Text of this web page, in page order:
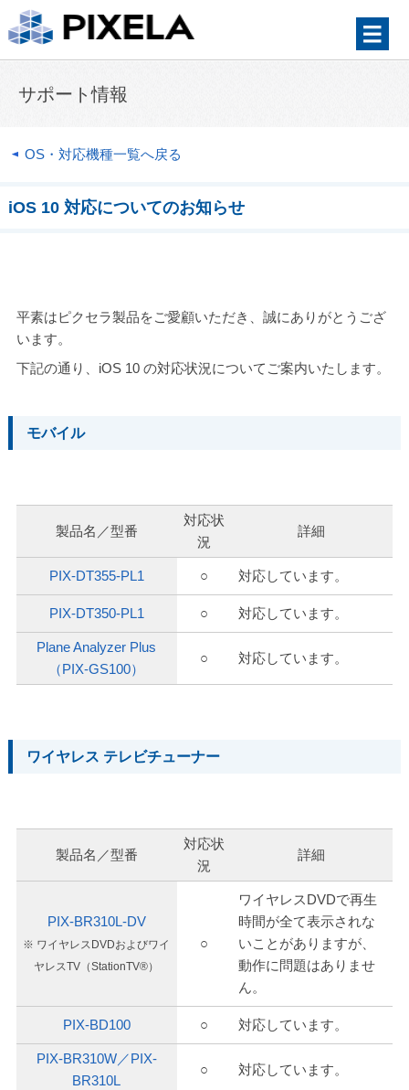
サポート情報
OS・対応機種一覧へ戻る
iOS 10 対応についてのお知らせ
平素はピクセラ製品をご愛顧いただき、誠にありがとうござ
います。
下記の通り、iOS 10 の対応状況についてご案内いたします。
モバイル
製品名／型番
対応状
況
詳細
PIX-DT355-PL1 ○ 対応しています。
PIX-DT350-PL1 ○ 対応しています。
Plane Analyzer Plus
（PIX-GS100）
○ 対応しています。
ワイヤレス テレビチューナー
製品名／型番
対応状
況
詳細
PIX-BR310L-DV
※ ワイヤレスDVDおよびワイ
ヤレスTV（StationTV®）
○
ワイヤレスDVDで再生
時間が全て表示されな
いことがありますが、
動作に問題はありませ
ん。
PIX-BD100 ○ 対応しています。
PIX-BR310W／PIX-
BR310L
○ 対応しています。